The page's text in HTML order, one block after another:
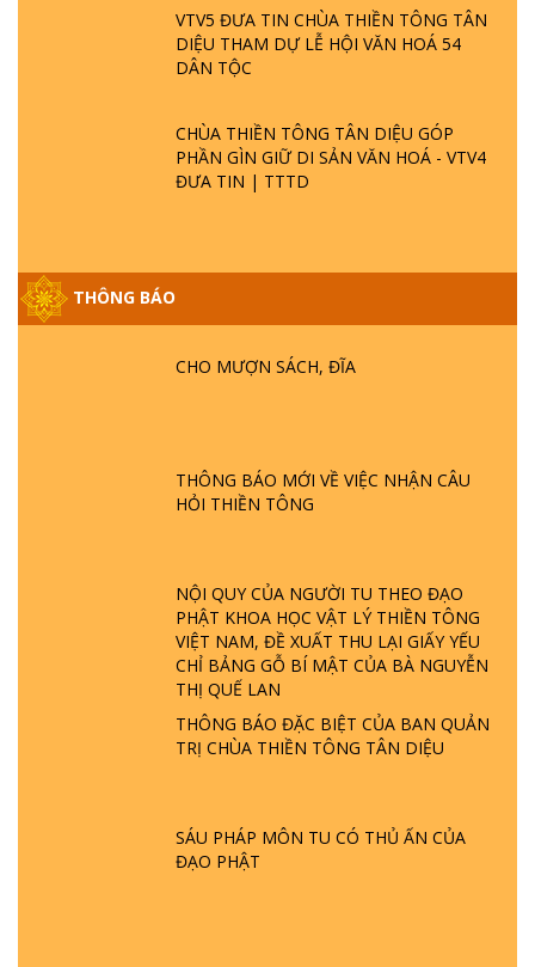
VTV5 ĐƯA TIN CHÙA THIỀN TÔNG TÂN
DIỆU THAM DỰ LỄ HỘI VĂN HOÁ 54
DÂN TỘC
CHÙA THIỀN TÔNG TÂN DIỆU GÓP
PHẦN GÌN GIỮ DI SẢN VĂN HOÁ - VTV4
ĐƯA TIN | TTTD
THÔNG BÁO
CHO MƯỢN SÁCH, ĐĨA
THÔNG BÁO MỚI VỀ VIỆC NHẬN CÂU
HỎI THIỀN TÔNG
NỘI QUY CỦA NGƯỜI TU THEO ĐẠO
PHẬT KHOA HỌC VẬT LÝ THIỀN TÔNG
VIỆT NAM, ĐỀ XUẤT THU LẠI GIẤY YẾU
CHỈ BẢNG GỖ BÍ MẬT CỦA BÀ NGUYỄN
THỊ QUẾ LAN
THÔNG BÁO ĐẶC BIỆT CỦA BAN QUẢN
TRỊ CHÙA THIỀN TÔNG TÂN DIỆU
SÁU PHÁP MÔN TU CÓ THỦ ẤN CỦA
ĐẠO PHẬT
GIẢI ĐÁP ĐẶC BIỆT P25 - SUỐT 49 NĂM
HỘI GÌ? TỬ VÌ ĐẠO
PHẬT GIỚI CÓ THỜI GIAN KHÔNG? |
TTTD
LÀ AI? QUỶ SA TĂNG? | TTTD
GIẢI ĐÁP THIỀN TÔNG ĐẶC BIỆT P22 - TẠI
SAO TRÁI ĐẤT NHIỀU THIÊN TAI - LŨ LỤT
- HỎA HOẠN | TTTD
GIẢI ĐÁP THIỀN TÔNG ĐẶC BIỆT P21 - TẠI
GIẢI ĐÁP VỀ LỄ TIỄN THIỀN TÔNG SƯ